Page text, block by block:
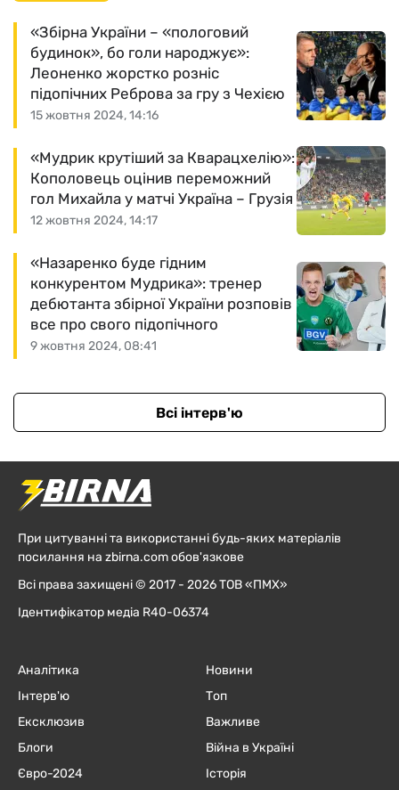
15 жовтня 2024, 14:16
«Збірна України – «пологовий
будинок», бо голи народжує»:
Леоненко жорстко розніс
підопічних Реброва за гру з Чехією
12 жовтня 2024, 14:17
«Мудрик крутіший за Кварацхелію»:
Кополовець оцінив переможний
гол Михайла у матчі Україна – Грузія
9 жовтня 2024, 08:41
«Назаренко буде гідним
конкурентом Мудрика»: тренер
дебютанта збірної України розповів
все про свого підопічного
Всі інтерв'ю
При цитуванні та використанні будь-яких матеріалів
посилання на zbirna.com обов'язкове
Всі права захищені © 2017 - 2026 ТОВ «ПМХ»
Ідентифікатор медіа R40-06374
Аналітика
Інтерв'ю
Ексклюзив
Блоги
Євро-2024
Новини
Топ
Важливе
Війна в Україні
Історія